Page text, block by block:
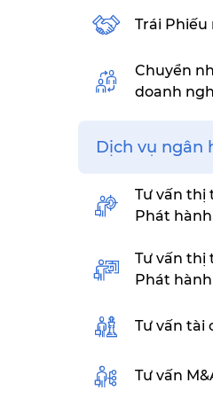
Trái Phiếu
Chuyển
doanh
Dịch vụ ngân
Tư vấn thị
Phát
Tư vấn thị
Phát
Tư vấn tài
Tư vấn